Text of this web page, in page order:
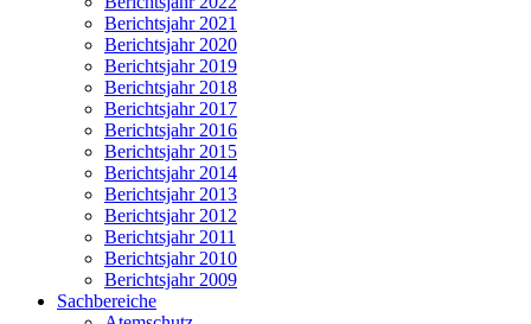
Berichtsjahr 2021
Berichtsjahr 2020
Berichtsjahr 2019
Berichtsjahr 2018
Berichtsjahr 2017
Berichtsjahr 2016
Berichtsjahr 2015
Berichtsjahr 2014
Berichtsjahr 2013
Berichtsjahr 2012
Berichtsjahr 2011
Berichtsjahr 2010
Berichtsjahr 2009
Sachbereiche